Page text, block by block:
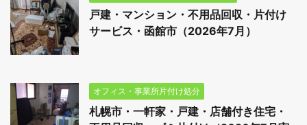
戸建・マンション・不用品回収・片付け
サービス・函館市（2026年7月）
オフィス・事業所片付け処分
札幌市・一軒家・戸建・店舗付き住宅・